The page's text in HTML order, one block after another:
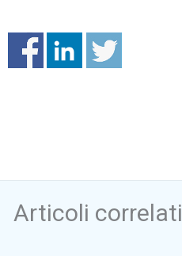
Articoli correlati